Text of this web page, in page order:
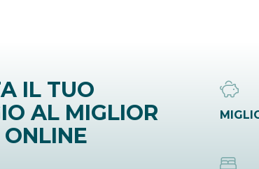
IL TUO
AL MIGLIOR